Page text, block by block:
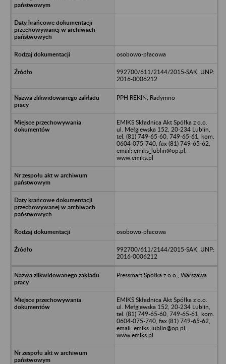
osobowo-płacowa
992700/611/2144/2015-SAK, UNP:
2016-0006212
PPH REKIN, Radymno
EMIKS Składnica Akt Spółka z o.o.
ul. Mełgiewska 152, 20-234 Lublin,
tel. (81) 749-65-60, 749-65-61, kom.
0604-075-740, fax (81) 749-65-62,
email: emiks_lublin@op.pl,
www.emiks.pl
osobowo-płacowa
992700/611/2144/2015-SAK, UNP:
2016-0006212
Pressmart Spółka z o.o., Warszawa
EMIKS Składnica Akt Spółka z o.o.
ul. Mełgiewska 152, 20-234 Lublin,
tel. (81) 749-65-60, 749-65-61, kom.
0604-075-740, fax (81) 749-65-62,
email: emiks_lublin@op.pl,
www.emiks.pl